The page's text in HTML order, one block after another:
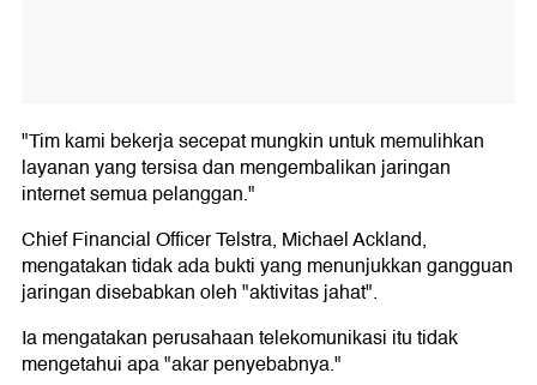
"Tim kami bekerja secepat mungkin untuk memulihkan
layanan yang tersisa dan mengembalikan jaringan
internet semua pelanggan."
Chief Financial Officer Telstra, Michael Ackland,
mengatakan tidak ada bukti yang menunjukkan gangguan
jaringan disebabkan oleh "aktivitas jahat".
Ia mengatakan perusahaan telekomunikasi itu tidak
mengetahui apa "akar penyebabnya."